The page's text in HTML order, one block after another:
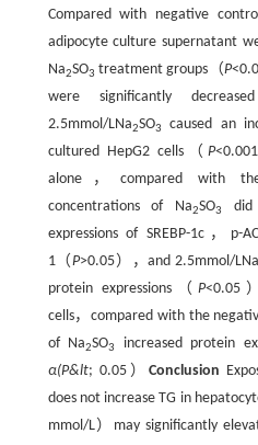
Compared with negative
adipocyte culture supernatant
Na2SO3 treatment groups（P
were significantly
2.5mmol/LNa2SO3
caused an
cultured HepG2 cells（ P
alone，compared with
concentrations of Na2SO3
did
expressions of SREBP-1c，p-
1（P>0.05），and 2.5mmol/
protein expressions（ P<0.05
cells，compared with the
of Na2SO3
increased protein
α(P&lt; 0.05） Conclusion
does not increase TG in
mmol/L）may significantly